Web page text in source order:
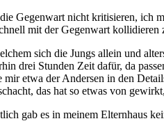
Gegenwart nicht kritisieren,
mit der Gegenwart kollidieren
sich die Jungs allein und
drei Stunden Zeit dafür, da
etwa der Andersen in den
das hat so etwas von
gab es in meinem Elternhaus